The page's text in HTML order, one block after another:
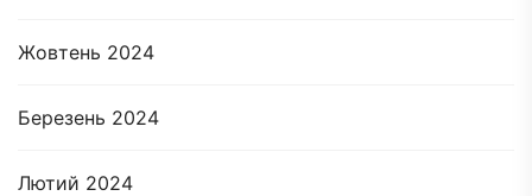
Жовтень 2024
Березень 2024
Лютий 2024